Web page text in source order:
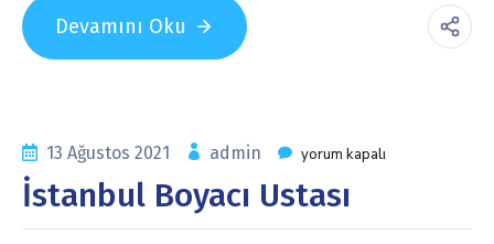
Devamını Oku
13 Ağustos 2021 admin yorum kapalı
İstanbul Boyacı Ustası